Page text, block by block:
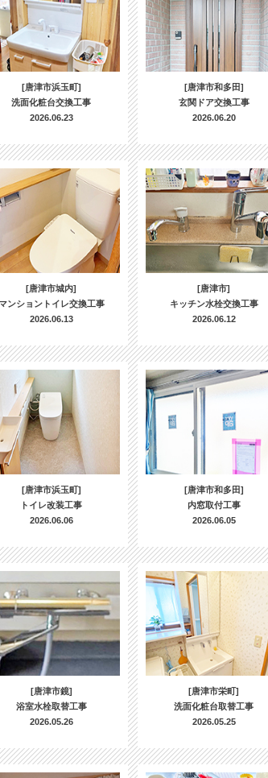
[唐津市浜玉町]
洗面化粧台交換工事
2026.06.23
[唐津市和多田]
玄関ドア交換工事
2026.06.20
[唐津市城内]
ンショントイレ交換工事
2026.06.13
[唐津市]
キッチン水栓交換工事
2026.06.12
[唐津市浜玉町]
トイレ改装工事
2026.06.06
[唐津市和多田]
内窓取付工事
2026.06.05
[唐津市鏡]
浴室水栓取替工事
2026.05.26
[唐津市栄町]
洗面化粧台取替工事
2026.05.25